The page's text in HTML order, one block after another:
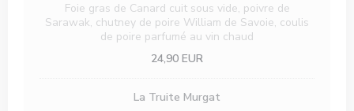
Foie gras de Canard cuit sous vide, poivre de
Sarawak, chutney de poire William de Savoie, coulis
de poire parfumé au vin chaud
24,90 EUR
La Truite Murgat